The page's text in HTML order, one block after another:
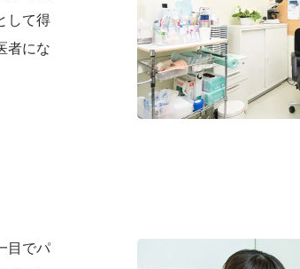
して得
者にな
目でパ